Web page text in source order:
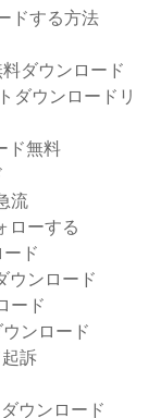
ドする方法
ダウンロード
ダウンロードリ
ド無料
流
ローする
ド
ウンロード
ード
ンロード
訴
ウンロード